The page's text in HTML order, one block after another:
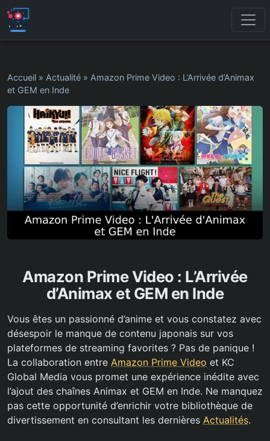
Accueil » Actualité » Amazon Prime Video : L’Arrivée d’Animax
et GEM en Inde
Amazon Prime Video : L’Arrivée
d’Animax et GEM en Inde
Vous êtes un passionné d’anime et vous constatez avec
désespoir le manque de contenu japonais sur vos
plateformes de streaming favorites ? Pas de panique !
La collaboration entre Amazon Prime Video et KC
Global Media vous promet une expérience inédite avec
l’ajout des chaînes Animax et GEM en Inde. Ne manquez
pas cette opportunité d’enrichir votre bibliothèque de
divertissement en consultant les dernières Actualités.